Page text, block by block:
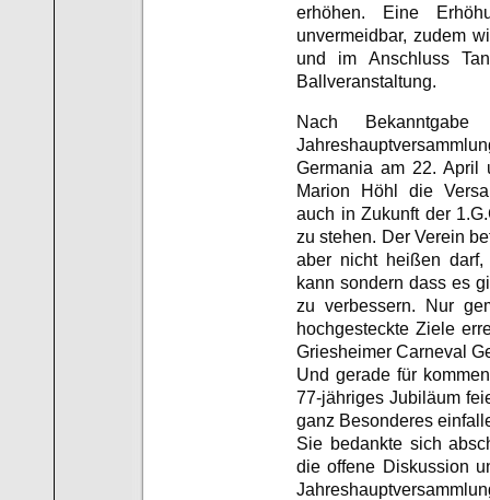
erhöhen. Eine
unvermeidbar, zudem
und im Anschluss
Ballveranstaltung.
Nach
Germania am 22. April
Marion Höhl die
auch in Zukunft der
zu stehen. Der Verein
aber nicht heißen
kann sondern dass es
zu verbessern. Nur
hochgesteckte Ziele
Griesheimer Carneval
Und gerade für
77-jähriges Jubiläum
ganz Besonderes
Sie bedankte sich
die offene Diskussion